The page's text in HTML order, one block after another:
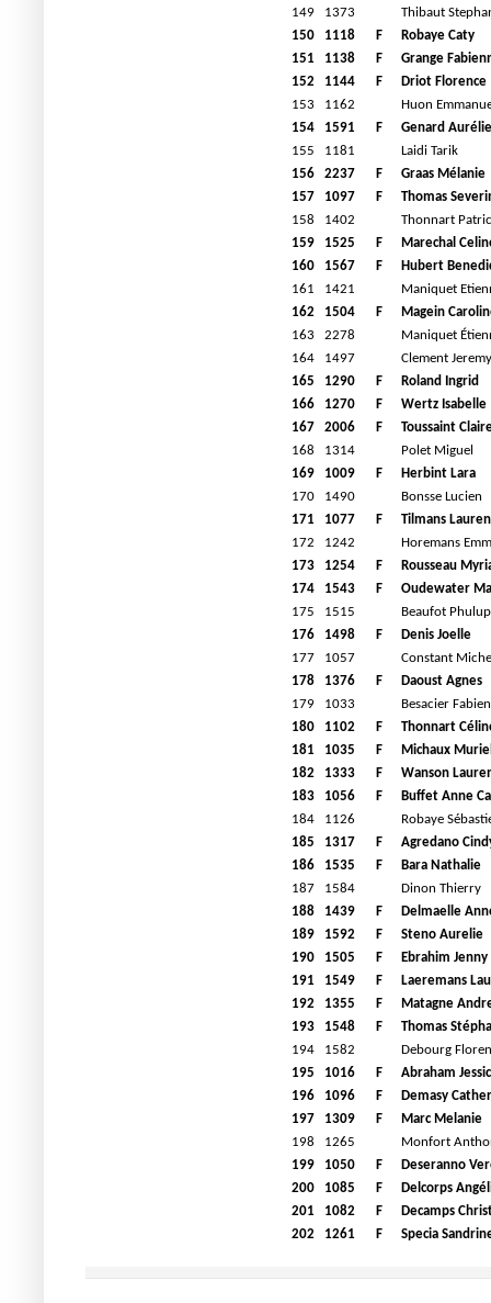
149 1373
Thibaut
150
1118 F
Robaye Caty
151
1138 F
Grange
152
1144 F
Driot Florence
153
1162
Huon
154
1591 F
Genard Aurélie
155
1181
Laidi Tarik
156
2237 F
Graas Mélanie
157
1097 F
Thomas
158
1402
Thonnart
159
1525 F
Marechal
160
1567 F
Hubert
161
1421
Maniquet
162
1504 F
Magein
163
2278
Maniquet
164
1497
Clement Jeremy
165
1290 F
Roland Ingrid
166
1270 F
Wertz Isabelle
167
2006 F
Toussaint
168
1314
Polet Miguel
169
1009 F
Herbint Lara
170
1490
Bonsse Lucien
171
1077 F
Tilmans
172
1242
Horemans
173
1254 F
Rousseau
174
1543 F
Oudewater
175
1515
Beaufot
176
1498 F
Denis Joelle
177
1057
Constant
178
1376 F
Daoust Agnes
179
1033
Besacier Fabien
180
1102 F
Thonnart
181
1035 F
Michaux
182
1333 F
Wanson
183
1056 F
Buffet Anne
184
1126
Robaye
185
1317 F
Agredano
186
1535 F
Bara Nathalie
187
1584
Dinon Thierry
188
1439 F
Delmaelle
189
1592 F
Steno Aurelie
190
1505 F
Ebrahim Jenny
191
1549 F
Laeremans
192
1355 F
Matagne
193
1548 F
Thomas
194
1582
Debourg
195
1016 F
Abraham
196
1096 F
Demasy
197
1309 F
Marc Melanie
198
1265
Monfort
199
1050 F
Deseranno
200
1085 F
Delcorps
201
1082 F
Decamps
202
1261 F Specia